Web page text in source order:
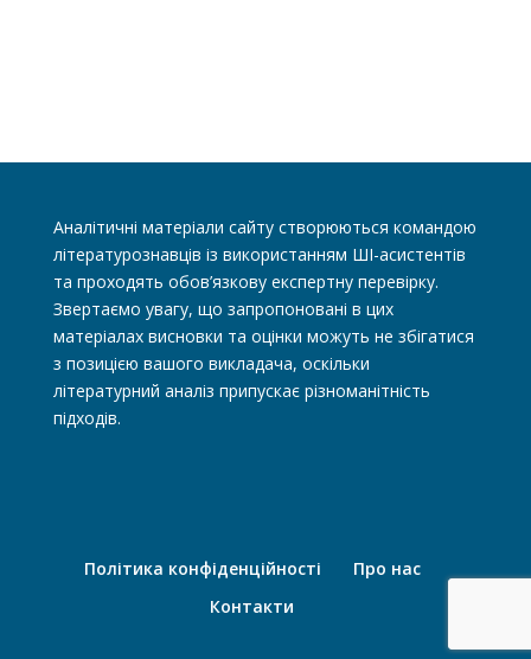
Аналітичні матеріали сайту створюються командою
літературознавців із використанням ШІ-асистентів
та проходять обов’язкову експертну перевірку.
Звертаємо увагу, що запропоновані в цих
матеріалах висновки та оцінки можуть не збігатися
з позицією вашого викладача, оскільки
літературний аналіз припускає різноманітність
підходів.
Політика конфіденційності
Про нас
Контакти